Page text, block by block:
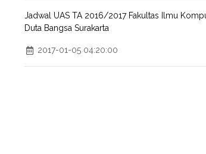
Jadwal UAS TA 2016/2017 Fakultas Ilmu
Duta Bangsa Surakarta
2017-01-05 04:20:00